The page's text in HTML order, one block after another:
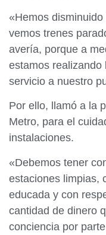
«Hemos
vemos trenes
avería, porque a
estamos realizando
servicio a nuestro
Por ello, llamó a la
Metro, para el
instalaciones.
«Debemos tener
estaciones limpias,
educada y con
cantidad de dinero
conciencia por